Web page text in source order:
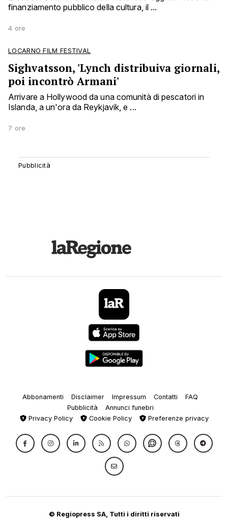
finanziamento pubblico della cultura, il ...
4 ore
LOCARNO FILM FESTIVAL
Sighvatsson, 'Lynch distribuiva giornali,
poi incontrò Armani'
Arrivare a Hollywood da una comunità di pescatori in
Islanda, a un'ora da Reykjavik, e ...
7 ore
Abbonamenti Disclaimer Impressum Contatti
FAQ
Pubblicità
Annunci funebri
Privacy Policy
Cookie Policy Preferenze privacy
© Regiopress SA, Tutti i diritti riservati